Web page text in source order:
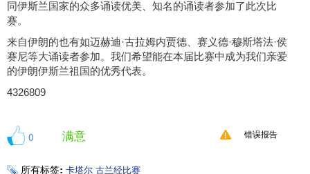
同伊斯兰国家的众多诵读优美、知名的诵读者参加了此次比
赛。
来自伊朗的也有如迈赫迪·古拉姆内贾德、赛义德·穆斯塔法·侯
赛尼等大诵读者参加。我们希望能在本届比赛中成为我们亲爱
的伊朗伊斯兰祖国的优秀代表。
4326809
0 满意 错误报告
所有标签: 卡塔尔 古兰经比赛